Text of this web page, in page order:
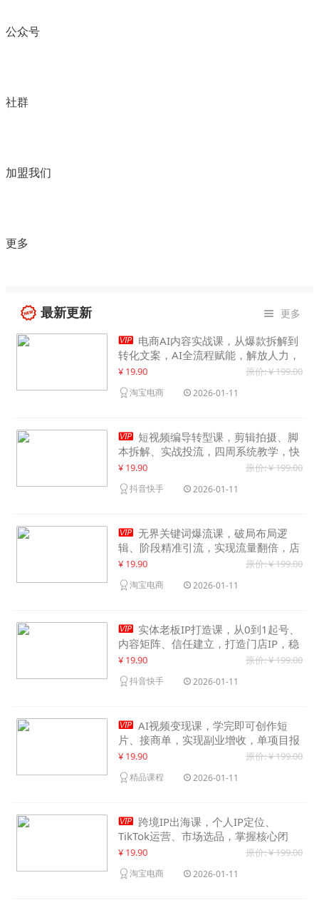
公众号
社群
加盟我们
更多
最新更新  更多
 电商AI内容实战课，从爆款拆解到
转化文案，AI全流程赋能，解放人力，
单月节省内容成本数万元
¥ 19.90 原价: ¥ 199.00
淘宝电商 2026-01-11
 短视频编导转型课，剪辑拍摄、脚
本拆解、实战投流，四周系统教学，快
速入行月入2w+
¥ 19.90 原价: ¥ 199.00
抖音快手 2026-01-11
 无界关键词爆流课，破局布局逻
辑、阶段精准引流，实现流量翻倍，店
铺业绩增长50%+
¥ 19.90 原价: ¥ 199.00
淘宝电商 2026-01-11
 实体老板IP打造课，从0到1起号、
内容矩阵、信任建立，打造门店IP，稳
定获客增收
¥ 19.90 原价: ¥ 199.00
抖音快手 2026-01-11
 AI视频变现课，学完即可创作短
片、接商单，实现副业增收，单项目报
价可达千元
¥ 19.90 原价: ¥ 199.00
精品课程 2026-01-11
 跨境IP出海课，个人IP定位、
TikTok运营、市场选品，掌握核心闭
环，实现月入1万美金+
¥ 19.90 原价: ¥ 199.00
淘宝电商 2026-01-11